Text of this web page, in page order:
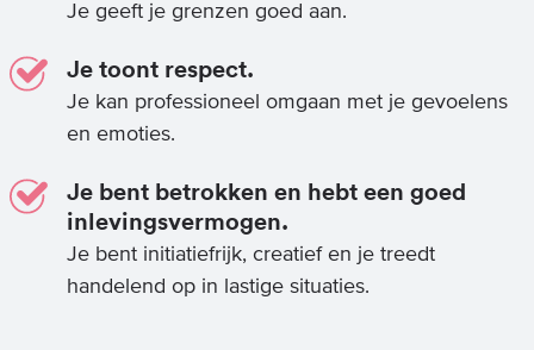
Je geeft je grenzen goed aan.
Je toont respect.
Je kan professioneel omgaan met je gevoelens
en emoties.
Je bent betrokken en hebt een goed
inlevingsvermogen.
Je bent initiatiefrijk, creatief en je treedt
handelend op in lastige situaties.